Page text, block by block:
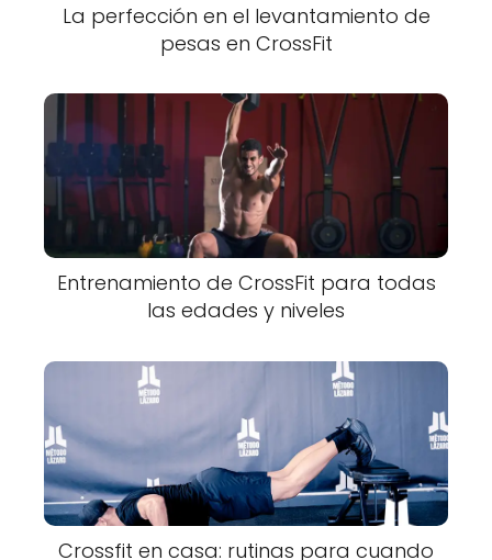
La perfección en el levantamiento de
pesas en CrossFit
Entrenamiento de CrossFit para todas
las edades y niveles
Crossfit en casa: rutinas para cuando